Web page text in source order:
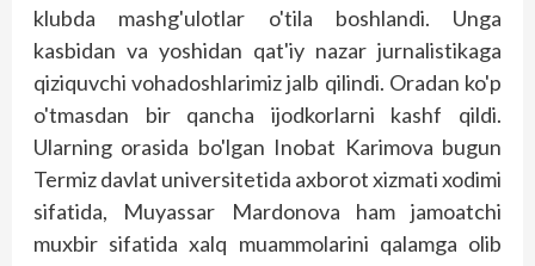
klubda mashg'ulotlar o'tila boshlandi. Unga
kasbidan va yoshidan qat'iy nazar jurnalistikaga
qiziquvchi vohadoshlarimiz jalb qilindi. Oradan ko'p
o'tmasdan bir qancha ijodkorlarni kashf qildi.
Ularning orasida bo'lgan Inobat Karimova bugun
Termiz davlat universitetida axborot xizmati xodimi
sifatida, Muyassar Mardonova ham jamoatchi
muxbir sifatida xalq muammolarini qalamga olib